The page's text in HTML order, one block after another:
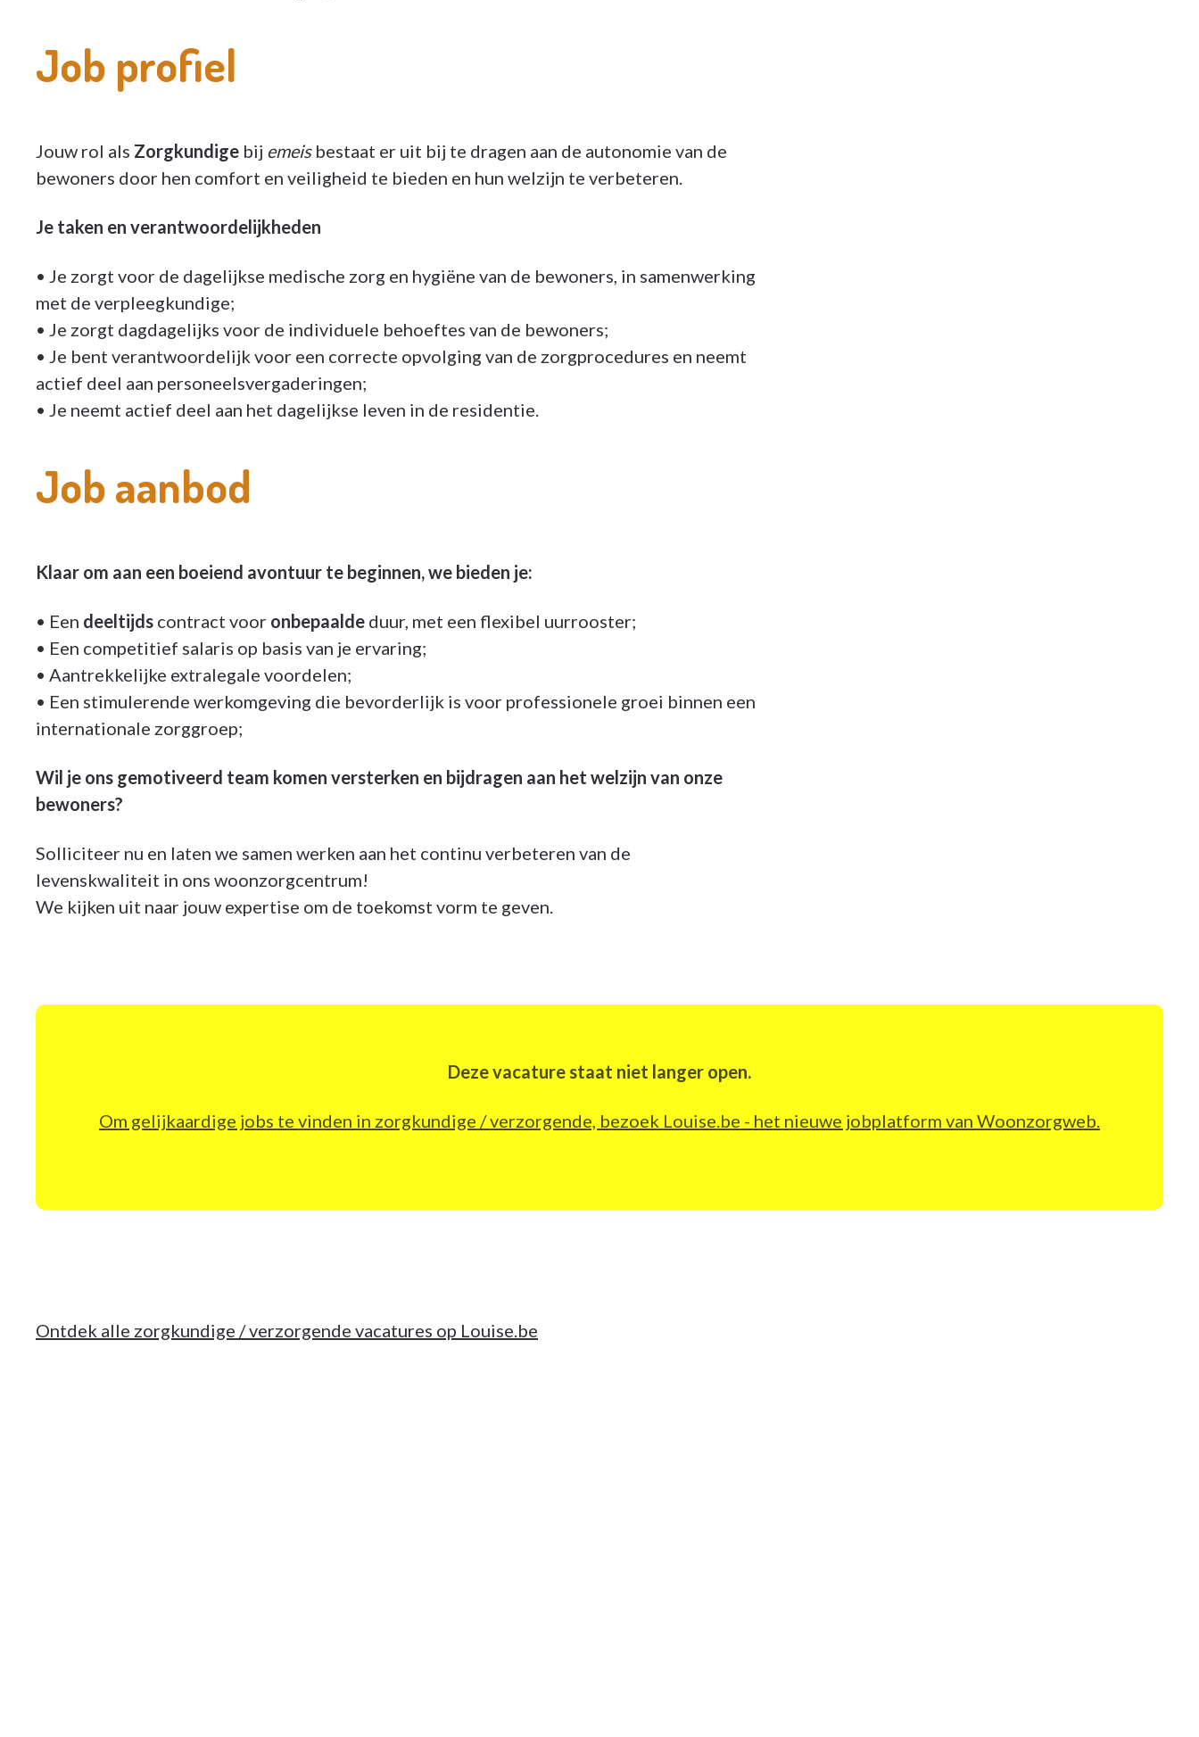
Job profiel
Jouw rol als Zorgkundige bij emeisbestaat er uit bij te dragen aan de autonomie van de
bewoners door hen comfort en veiligheid te bieden en hun welzijn te verbeteren.
Je taken en verantwoordelijkheden
• Je zorgt voor de dagelijkse medische zorg en hygiëne van de bewoners, in samenwerking
met de verpleegkundige;
• Je zorgt dagdagelijks voor de individuele behoeftes van de bewoners;
• Je bent verantwoordelijk voor een correcte opvolging van de zorgprocedures en neemt
actief deel aan personeelsvergaderingen;
• Je neemt actief deel aan het dagelijkse leven in de residentie.
Job aanbod
Klaar om aan een boeiend avontuur te beginnen, we bieden je:
• Een deeltijds contract voor onbepaalde duur, met een flexibel uurrooster;
• Een competitief salaris op basis van je ervaring;
• Aantrekkelijke extralegale voordelen;
• Een stimulerende werkomgeving die bevorderlijk is voor professionele groei binnen een
internationale zorggroep;
Wil je ons gemotiveerd team komen versterken en bijdragen aan het welzijn van onze
bewoners?
Solliciteer nu en laten we samen werken aan het continu verbeteren van de
levenskwaliteit in ons woonzorgcentrum!
We kijken uit naar jouw expertise om de toekomst vorm te geven.
Deze vacature staat niet langer open.
Om gelijkaardige jobs te vinden in zorgkundige / verzorgende, bezoek Louise.be - het nieuwe jobplatform van Woonzorgweb.
Ontdek alle zorgkundige / verzorgende vacatures op Louise.be